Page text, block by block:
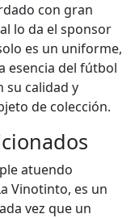
con gran
lo da el sponsor
es un uniforme,
esencia del fútbol
su calidad y
de colección.
atuendo
Vinotinto, es un
vez que un